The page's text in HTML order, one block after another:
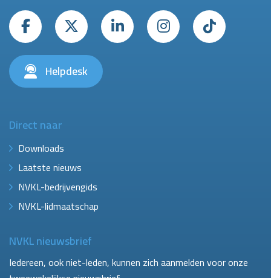
Helpdesk
Direct naar
Downloads
Laatste nieuws
NVKL-bedrijvengids
NVKL-lidmaatschap
NVKL nieuwsbrief
Iedereen, ook niet-leden, kunnen zich aanmelden voor onze